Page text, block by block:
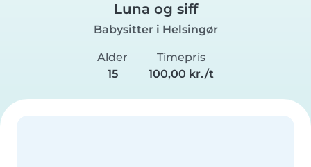
Luna og siff
Babysitter i Helsingør
Alder
15
Timepris
100,00 kr./t